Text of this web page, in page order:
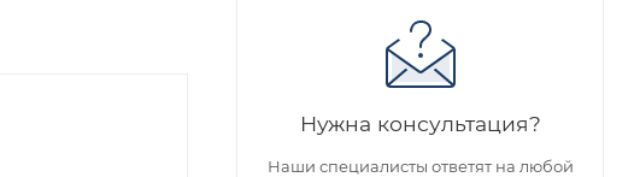
Нужна консультация?
Наши специалисты ответят на любой